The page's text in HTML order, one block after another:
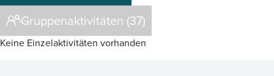
Gruppenaktivitäten (37)
Keine Einzelaktivitäten vorhanden